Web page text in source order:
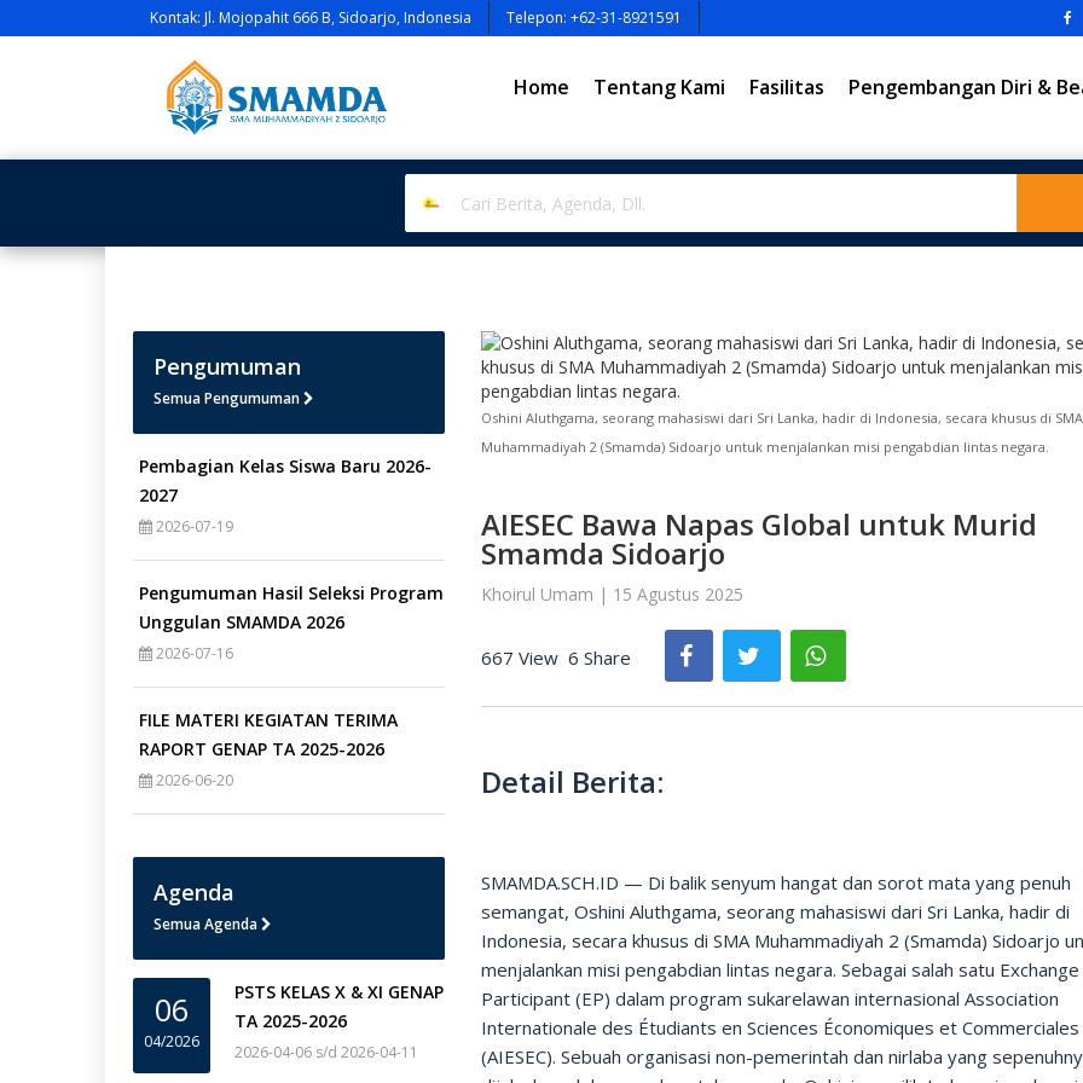
Kontak: Jl. Mojopahit 666 B, Sidoarjo, Indonesia Telepon: +62-31-8921591
Home Tentang Kami Fasilitas Pengembangan Diri &
Pengumuman
Semua Pengumuman
Pembagian Kelas Siswa Baru 2026-
2027
2026-07-19
Pengumuman Hasil Seleksi Program
Unggulan SMAMDA 2026
2026-07-16
FILE MATERI KEGIATAN TERIMA
RAPORT GENAP TA 2025-2026
2026-06-20
Agenda
Semua Agenda
06
04/2026
PSTS KELAS X & XI GENAP
TA 2025-2026
2026-04-06 s/d 2026-04-11
Oshini Aluthgama, seorang mahasiswi dari Sri Lanka, hadir di Indonesia, secara khusus di SMA
Muhammadiyah 2 (Smamda) Sidoarjo untuk menjalankan misi pengabdian lintas negara.
AIESEC Bawa Napas Global untuk Murid
Smamda Sidoarjo
Khoirul Umam | 15 Agustus 2025
667 View 6 Share
Detail Berita:
SMAMDA.SCH.ID — Di balik senyum hangat dan sorot mata yang penuh
semangat, Oshini Aluthgama, seorang mahasiswi dari Sri Lanka, hadir di
Indonesia, secara khusus di SMA Muhammadiyah 2 (Smamda) Sidoarjo
menjalankan misi pengabdian lintas negara. Sebagai salah satu Exchange
Participant (EP) dalam program sukarelawan internasional Association
Internationale des Étudiants en Sciences Économiques et Commerciales
(AIESEC). Sebuah organisasi non-pemerintah dan nirlaba yang